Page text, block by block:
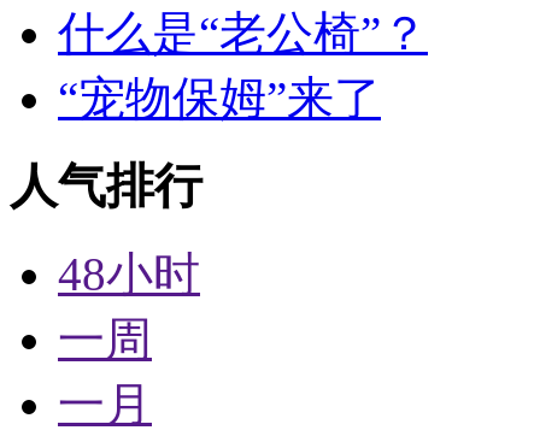
什么是“老公椅”？
“宠物保姆”来了
人气排行
48小时
一周
一月